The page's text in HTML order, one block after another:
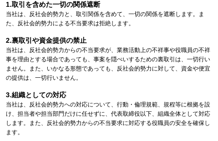
取引を含めた一切の関係遮断
当社は、反社会的勢力と、取引関係を含めて、一切の関係を遮断します。ま
た、反社会的勢力による不当要求は拒絶します。
裏取引や資金提供の禁止
当社は、反社会的勢力からの不当要求が、業務活動上の不祥事や役職員の不祥
事を理由とする場合であっても、事案を隠ぺいするための裏取引は、一切行い
ません。また、いかなる形態であっても、反社会的勢力に対して、資金や便宜
の提供は、一切行いません。
組織としての対応
当社は、反社会的勢力への対応について、行動・倫理規範、規程等に根拠を設
け、担当者や担当部門だけに任せずに、代表取締役以下、組織全体として対応
します。また、反社会的勢力からの不当要求に対応する役職員の安全を確保し
ます。